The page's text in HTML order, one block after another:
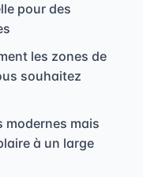
pour des
les zones de
souhaitez
modernes mais
à un large